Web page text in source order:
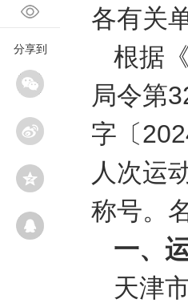
分享到
各有关
根据
局令第
字〔
人次运
称号。
一、
天津